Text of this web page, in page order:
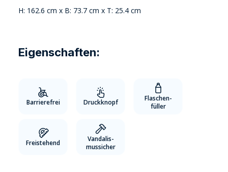
H: 162.6 cm x B: 73.7 cm x T: 25.4 cm
Eigenschaften:
Barrierefrei Druckknopf
Flaschen-
füller
Freistehend
Vandalis-
mussicher